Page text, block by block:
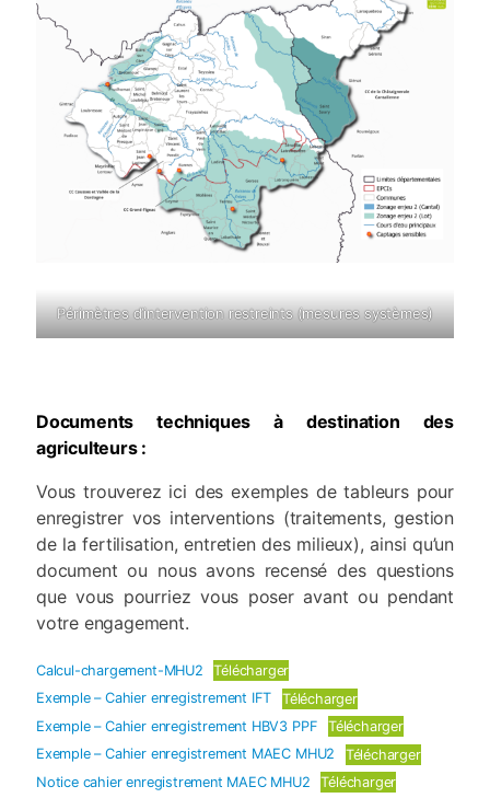
Périmètres d’intervention restreints (mesures systèmes)
Documents techniques à destination des
agriculteurs :
Vous trouverez ici des exemples de tableurs pour
enregistrer vos interventions (traitements, gestion
de la fertilisation, entretien des milieux), ainsi qu’un
document ou nous avons recensé des questions
que vous pourriez vous poser avant ou pendant
votre engagement.
Calcul-chargement-MHU2
Télécharger
Exemple – Cahier enregistrement IFT
Télécharger
Exemple – Cahier enregistrement HBV3 PPF
Télécharger
Exemple – Cahier enregistrement MAEC MHU2
Télécharger
Notice cahier enregistrement MAEC MHU2
Télécharger